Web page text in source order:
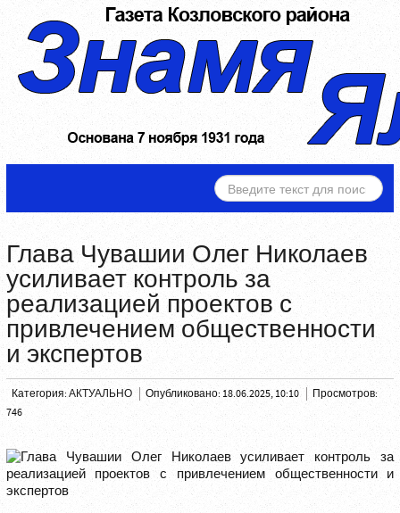
ИСКАТЬ...
Глава Чувашии Олег Николаев
усиливает контроль за
реализацией проектов с
привлечением общественности
и экспертов
Категория: АКТУАЛЬНО Опубликовано: 18.06.2025, 10:10
Просмотров:
746